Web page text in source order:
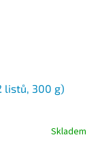
listů, 300 g)
Skladem